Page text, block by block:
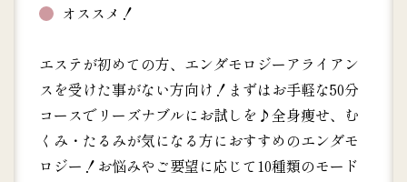
オススメ！
エステが初めての方、エンダモロジーアライアン
スを受けた事がない方向け！まずはお手軽な50分
コースでリーズナブルにお試しを♪全身痩せ、む
くみ・たるみが気になる方におすすめのエンダモ
ロジー！お悩みやご要望に応じて10種類のモード